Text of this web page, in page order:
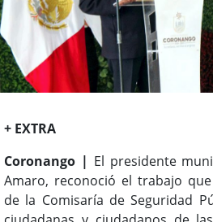
+ EXTRA
Coronango | El presidente
Amaro, reconoció el trabajo
de la Comisaría de Seguridad